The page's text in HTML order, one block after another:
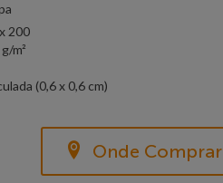
200
m²
(0,6 x 0,6 cm)
Onde Comprar